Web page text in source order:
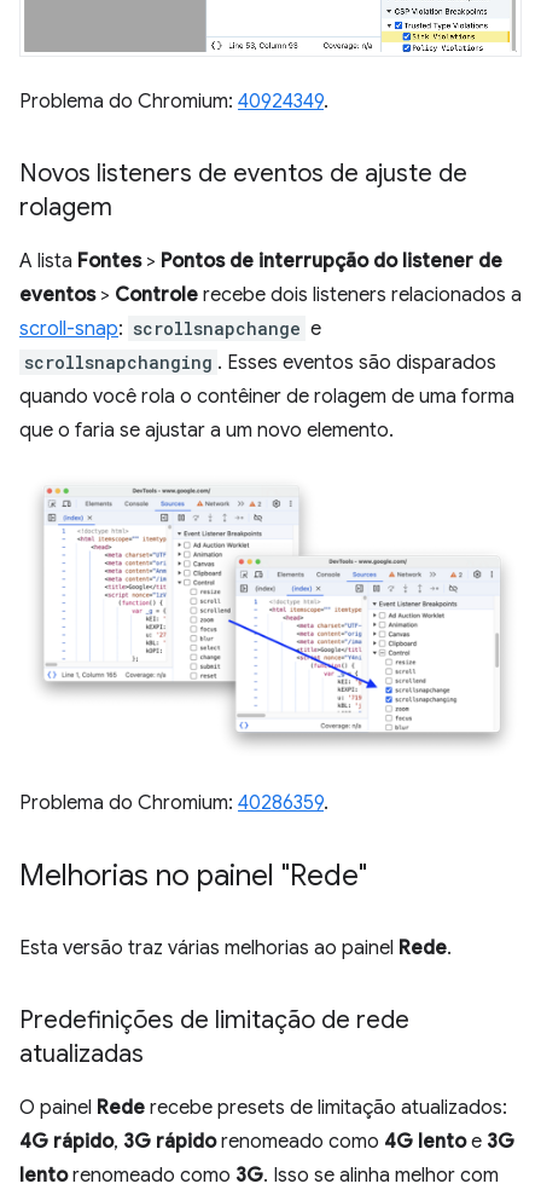
Problema do Chromium: 40924349.
Novos listeners de eventos de ajuste de
rolagem
A lista Fontes> Pontos de interrupção do listener de
eventos> Controle recebe dois listeners relacionados a
scroll-snap: scrollsnapchange e
scrollsnapchanging . Esses eventos são disparados
quando você rola o contêiner de rolagem de uma forma
que o faria se ajustar a um novo elemento.
Problema do Chromium: 40286359.
Melhorias no painel "Rede"
Esta versão traz várias melhorias ao painel Rede.
Predefinições de limitação de rede
atualizadas
O painel Rede recebe presets de limitação atualizados:
4G rápido, 3G rápidorenomeado como 4G lentoe 3G
lentorenomeado como 3G. Isso se alinha melhor com